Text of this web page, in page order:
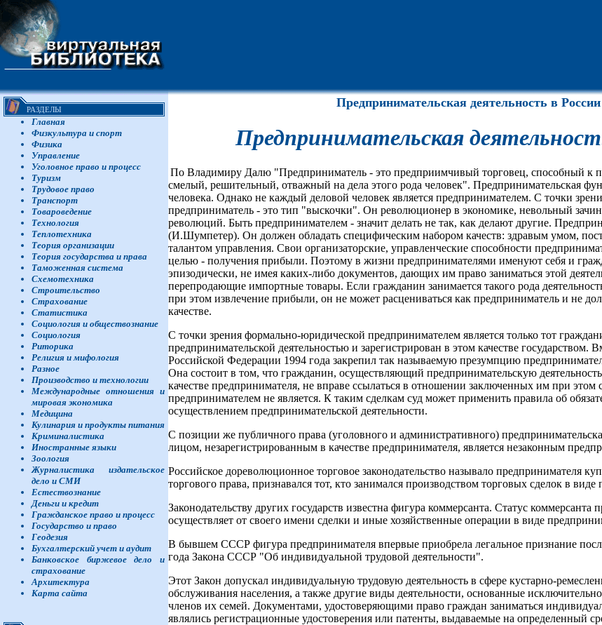
РАЗДЕЛЫ
Главная
Физкультура и спорт
Физика
Управление
Уголовное право и процесс
Туризм
Трудовое право
Транспорт
Товароведение
Технология
Теплотехника
Теория организации
Теория государства и права
Таможенная система
Схемотехника
Строительство
Страхование
Статистика
Социология и обществознание
Социология
Риторика
Религия и мифология
Разное
Производство и технологии
Международные отношения и
мировая экономика
Медицина
Кулинария и продукты питания
Криминалистика
Иностранные языки
Зоология
Журналистика издательское
дело и СМИ
Естествознание
Деньги и кредит
Гражданское право и процесс
Государство и право
Геодезия
Бухгалтерский учет и аудит
Банковское биржевое дело и
страхование
Архитектура
Карта сайта
Предпринимательская деятельность в России
Предпринимательская
По Владимиру Далю "Предприниматель - это предприимчивый торговец, способный к
смелый, решительный, отважный на дела этого рода человек". Предпринимательская
человека. Однако не каждый деловой человек является предпринимателем. С точки
предприниматель - это тип "выскочки". Он революционер в экономике, невольный
революций. Быть предпринимателем - значит делать не так, как делают другие.
(И.Шумпетер). Он должен обладать специфическим набором качеств: здравым умом,
талантом управления. Свои организаторские, управленческие способности
целью - получения прибыли. Поэтому в жизни предпринимателями именуют себя и
эпизодически, не имея каких-либо документов, дающих им право заниматься этой
перепродающие импортные товары. Если гражданин занимается такого рода
при этом извлечение прибыли, он не может расцениваться как предприниматель и не
качестве.
С точки зрения формально-юридической предпринимателем является только тот
предпринимательской деятельностью и зарегистрирован в этом качестве государством.
Российской Федерации 1994 года закрепил так называемую презумпцию
Она состоит в том, что гражданин, осуществляющий предпринимательскую
качестве предпринимателя, не вправе ссылаться в отношении заключенных им при этом
предпринимателем не является. К таким сделкам суд может применить правила об
осуществлением предпринимательской деятельности.
С позиции же публичного права (уголовного и административного)
лицом, незарегистрированным в качестве предпринимателя, является незаконным
Российское дореволюционное торговое законодательство называло предпринимателя
торгового права, признавался тот, кто занимался производством торговых сделок в
Законодательству других государств известна фигура коммерсанта. Статус коммерсанта
осуществляет от своего имени сделки и иные хозяйственные операции в виде
В бывшем СССР фигура предпринимателя впервые приобрела легальное признание
года Закона СССР "Об индивидуальной трудовой деятельности".
Этот Закон допускал индивидуальную трудовую деятельность в сфере кустарно-
обслуживания населения, а также другие виды деятельности, основанные
членов их семей. Документами, удостоверяющими право граждан заниматься
являлись регистрационные удостоверения или патенты, выдаваемые на определенный